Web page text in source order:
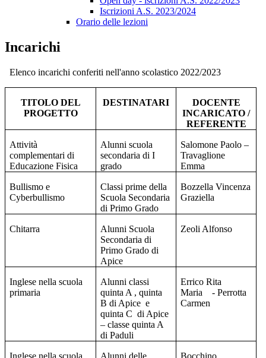
Iscrizioni A.S. 2023/2024
Orario delle lezioni
Incarichi
Elenco incarichi conferiti nell'anno scolastico 2022/2023
TITOLO DEL
PROGETTO
DESTINATARI
DOCENTE
INCARICATO /
REFERENTE
Attività
complementari di
Educazione Fisica
Alunni scuola
secondaria di I
grado
Salomone Paolo –
Travaglione
Emma
Bullismo e
Cyberbullismo
Classi prime della
Scuola Secondaria
di Primo Grado
Bozzella Vincenza
Graziella
Chitarra
Alunni Scuola
Secondaria di
Primo Grado di
Apice
Zeoli Alfonso
Inglese nella scuola
primaria
Alunni classi
quinta A , quinta
B di Apice e
quinta C di Apice
– classe quinta A
di Paduli
Errico Rita
Maria
- Perrotta
Carmen